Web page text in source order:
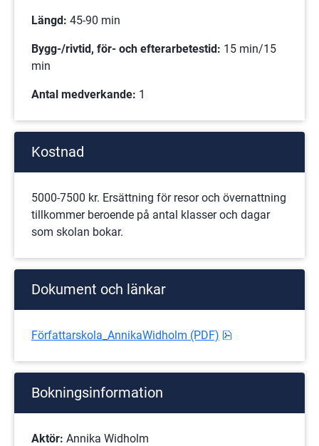
Längd: 45-90 min
Bygg-/rivtid, för- och efterarbetestid: 15 min/15
min
Antal medverkande: 1
Kostnad
5000-7500 kr. Ersättning för resor och övernattning
tillkommer beroende på antal klasser och dagar
som skolan bokar.
Dokument och länkar
Författarskola_AnnikaWidholm (PDF)
Bokningsinformation
Aktör: Annika Widholm